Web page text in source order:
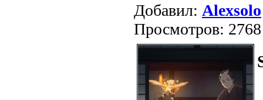
Добавил: Alexsolo
Просмотров: 2768